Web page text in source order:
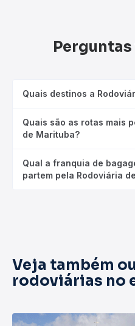
Quais destinos a
Quais são as rotas mais
de Marituba?
Qual a franquia de
partem pela Rodoviária
Veja também
rodoviárias no